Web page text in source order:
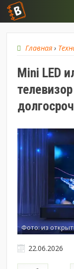
Главная ›
Mini LED
Фото: из
22.06.2026